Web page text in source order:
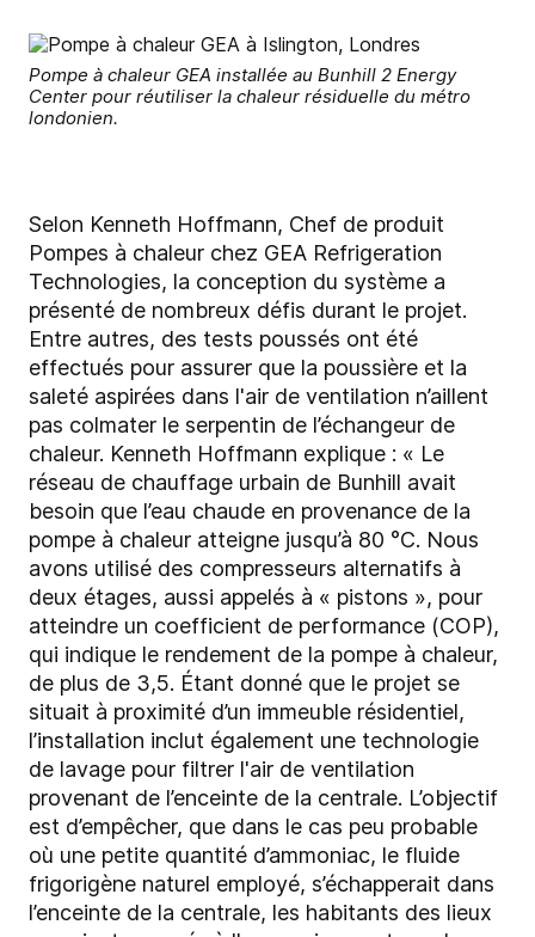
Pompe à chaleur GEA installée au Bunhill 2 Energy
Center pour réutiliser la chaleur résiduelle du métro
londonien.
Selon Kenneth Hoffmann, Chef de produit
Pompes à chaleur chez GEA Refrigeration
Technologies, la conception du système a
présenté de nombreux défis durant le projet.
Entre autres, des tests poussés ont été
effectués pour assurer que la poussière et la
saleté aspirées dans l'air de ventilation n’aillent
pas colmater le serpentin de l’échangeur de
chaleur. Kenneth Hoffmann explique : « Le
réseau de chauffage urbain de Bunhill avait
besoin que l’eau chaude en provenance de la
pompe à chaleur atteigne jusqu’à 80 °C. Nous
avons utilisé des compresseurs alternatifs à
deux étages, aussi appelés à « pistons », pour
atteindre un coefficient de performance (COP),
qui indique le rendement de la pompe à chaleur,
de plus de 3,5. Étant donné que le projet se
situait à proximité d’un immeuble résidentiel,
l’installation inclut également une technologie
de lavage pour filtrer l'air de ventilation
provenant de l’enceinte de la centrale. L’objectif
est d’empêcher, que dans le cas peu probable
où une petite quantité d’ammoniac, le fluide
frigorigène naturel employé, s’échapperait dans
l’enceinte de la centrale, les habitants des lieux